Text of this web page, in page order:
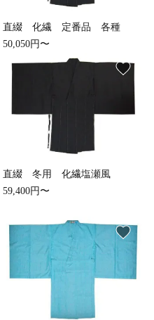
直綴 化繊 定番品 各種
50,050円〜
直綴 冬用 化繊塩瀬風
59,400円〜
favorite
favorite